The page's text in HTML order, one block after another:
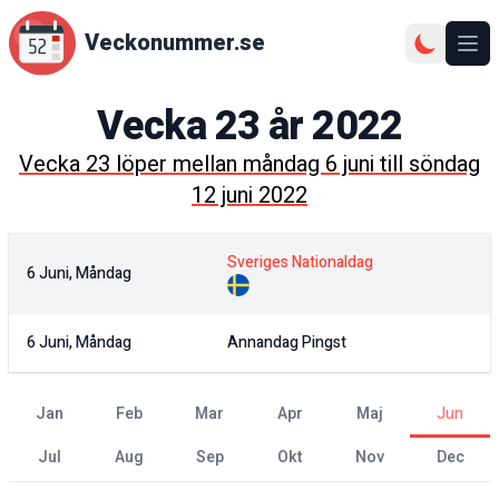
Veckonummer.se
Vecka23år2022
Vecka23löper mellanmåndag 6 junitillsöndag
12 juni 2022
6 Juni, Måndag Sveriges Nationaldag
6 Juni, Måndag Annandag Pingst
jan feb mar apr maj
jun
jul
aug sep okt nov dec